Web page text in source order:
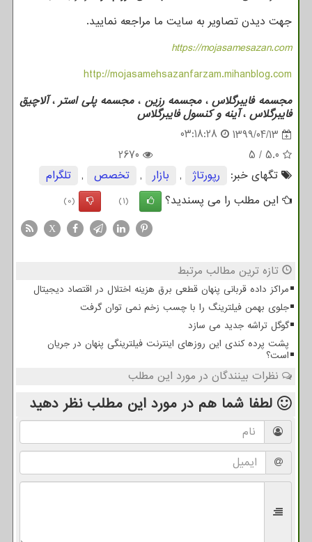
جهت دیدن تصاویر به سایت ما مراجعه نمایید.
https://mojasamesazan.com
http://mojasamehsazanfarzam.mihanblog.com
مجسمه فایبرگلاس،مجسمه رزین ،مجسمه پلی استر، آلاچیق
فایبرگلاس ،آینه و کنسول فایبرگلاس
1399/04/13
03:18:28
5.0
/
5
2670
تگهای خبر:
رپورتاژ , بازار , تخصص ,
تلگرام
این مطلب را می پسندید؟
(1)
(0)
X
تازه ترین مطالب مرتبط
مراکز داده قربانی پنهان قطعی برق هزینه اختلال در اقتصاد دیجیتال
جلوی بهمن فیلترینگ را با چسب زخم نمی توان گرفت
گوگل تراشه جدید می سازد
پشت پرده کندی این روزهای اینترنت فیلترینگی پنهان در جریان
است؟
نظرات بینندگان در مورد این مطلب
لطفا شما هم در مورد این مطلب نظر دهید